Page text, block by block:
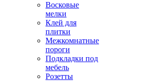
Восковые
мелки
Клей для
плитки
Межкомнатные
пороги
Подкладки под
мебель
Розетты